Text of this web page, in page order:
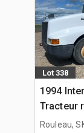
Lot 338
1994
Tracteur
Rouleau,